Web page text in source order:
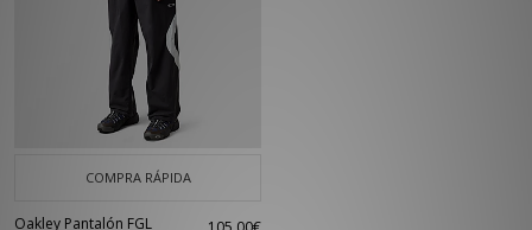
COMPRA RÁPIDA
Oakley Pantalón FGL